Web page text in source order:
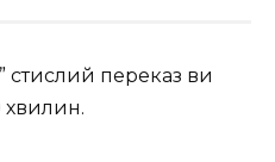
стислий переказ ви
хвилин.